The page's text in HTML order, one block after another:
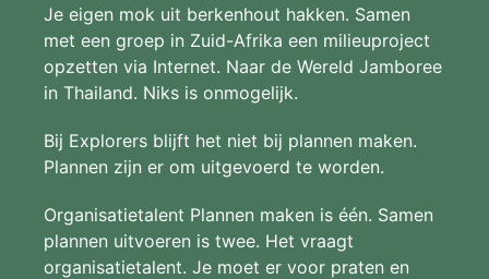
Je eigen mok uit berkenhout hakken. Samen
met een groep in Zuid-Afrika een milieuproject
opzetten via Internet. Naar de Wereld Jamboree
in Thailand. Niks is onmogelijk.
Bij Explorers blijft het niet bij plannen maken.
Plannen zijn er om uitgevoerd te worden.
Organisatietalent Plannen maken is één. Samen
plannen uitvoeren is twee. Het vraagt
organisatietalent. Je moet er voor praten en